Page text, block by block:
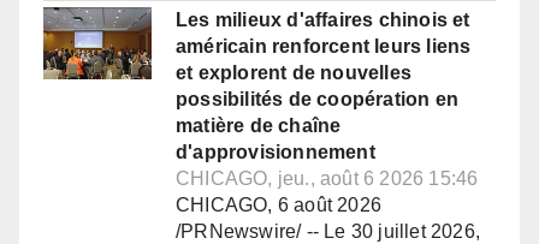
Les milieux d'affaires chinois et
américain renforcent leurs liens
et explorent de nouvelles
possibilités de coopération en
matière de chaîne
d'approvisionnement
CHICAGO, jeu., août 6 2026 15:46
CHICAGO, 6 août 2026
/PRNewswire/ -- Le 30 juillet 2026,